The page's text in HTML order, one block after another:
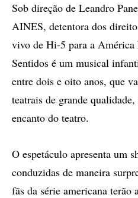
Sob direção de Leandro
AINES, detentora dos
vivo de Hi-5 para a
Sentidos é um musical
entre dois e oito anos, que
teatrais de grande
encanto do teatro.
O espetáculo apresenta um
conduzidas de maneira
fãs da série americana terão